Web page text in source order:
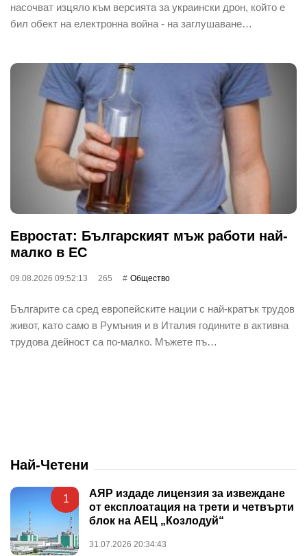
насочват изцяло към версията за украински дрон, който е
бил обект на електронна война - на заглушаване…
Евростат: Българският мъж работи най-
малко в ЕС
09.08.2026 09:52:13 265 Общество
Българите са сред европейските нации с най-кратък трудов
живот, като само в Румъния и в Италия годините в активна
трудова дейност са по-малко. Мъжете пъ…
Най-Четени
1
АЯР издаде лицензия за извеждане
от експлоатация на трети и четвърти
блок на АЕЦ „Козлодуй“
31.07.2026 20:34:43